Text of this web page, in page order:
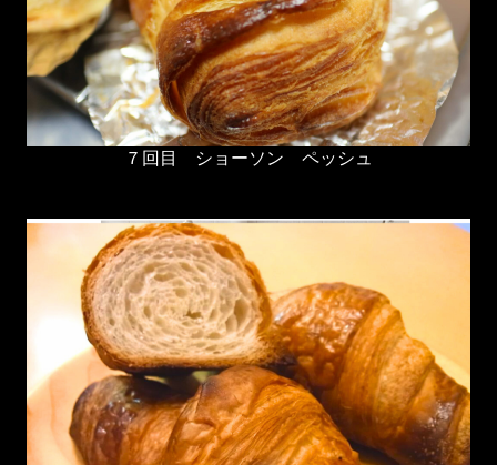
７回目 ショーソン ペッシュ